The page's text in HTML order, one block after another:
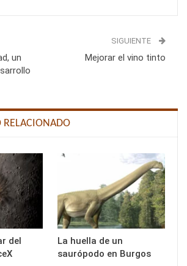
un
SIGUIENTE
Mejorar el vino tinto
RELACIONADO
del
La huella de un
saurópodo en Burgos